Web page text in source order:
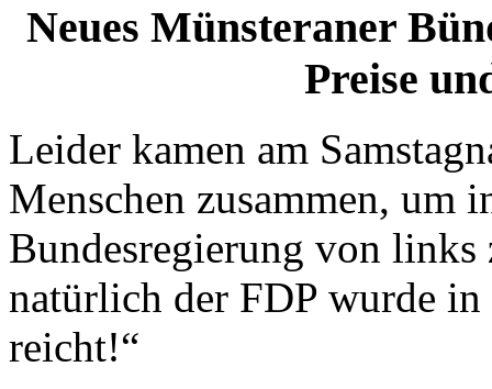
Neues Münsteraner
Preise
Leider kamen am
Menschen zusammen, um
Bundesregierung von
natürlich der FDP wurde in
reicht!“